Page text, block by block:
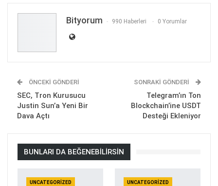
Bityorum 990 Haberleri 0 Yorumlar
ÖNCEKI GÖNDERI
SEC, Tron Kurusucu
Justin Sun’a Yeni Bir
Dava Açtı
SONRAKI GÖNDERI
Telegram’ın Ton
Blockchain’ine USDT
Desteği Ekleniyor
BUNLARI DA BEĞENEBILIRSIN
UNCATEGORIZED UNCATEGORIZED